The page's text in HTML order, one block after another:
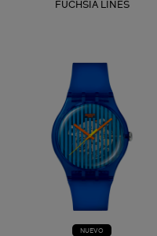
FUCHSIA LINES
NUEVO